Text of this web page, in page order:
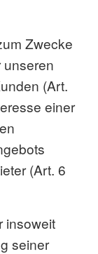
Zwecke
(Art.
einer
(Art. 6
insoweit
seiner